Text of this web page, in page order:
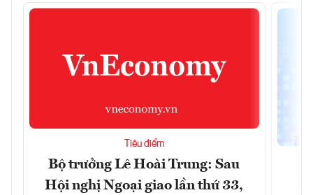
Tiêu điểm
Bộ trưởng Lê Hoài Trung: Sau
Hội nghị Ngoại giao lần thứ 33,